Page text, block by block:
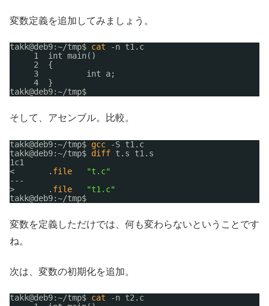
変数定義を追加してみましょう。
takk@deb9:~/tmp$ cat
-n t1.c
1  int main()
2  {
3          int a;
4  }
takk@deb9:~/tmp$
そして、アセンブル。比較。
takk@deb9:~/tmp$ gcc
-S t1.c
takk@deb9:~/tmp$ diff t.s t1.s
1c1
<       . file
"t.c"
---
>       . file
"t1.c"
takk@deb9:~/tmp$
変数を定義しただけでは、何も変わらないということです
ね。
次は、変数の初期化を追加。
takk@deb9:~/tmp$ cat
-n t2.c